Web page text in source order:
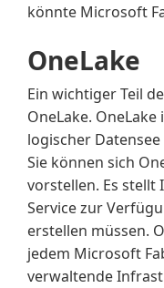
könnte Microsoft
OneLake
Ein wichtiger Teil
OneLake.
logischer
Sie können sich
vorstellen. Es stellt
Service zur
erstellen müssen.
jedem Microsoft
verwaltende